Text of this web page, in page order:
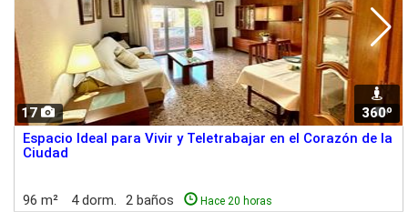
17 1
360º
Espacio Ideal para Vivir y Teletrabajar en el Corazón de la
Ciudad
96 m² 4 dorm. 2 baños Hace 20 horas